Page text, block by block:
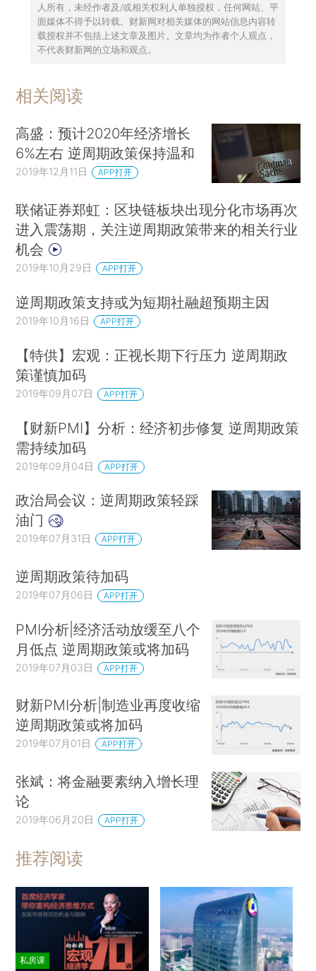
人所有，未经作者及/或相关权利人单独授权，任何网站、平
面媒体不得予以转载。财新网对相关媒体的网站信息内容转
载授权并不包括上述文章及图片。文章均为作者个人观点，
不代表财新网的立场和观点。
相关阅读
高盛：预计2020年经济增长
6%左右 逆周期政策保持温和
2019年12月11日 APP打开
联储证券郑虹：区块链板块出现分化市场再次
进入震荡期，关注逆周期政策带来的相关行业
机会
2019年10月29日 APP打开
逆周期政策支持或为短期社融超预期主因
2019年10月16日 APP打开
【特供】宏观：正视长期下行压力 逆周期政
策谨慎加码
2019年09月07日 APP打开
【财新PMI】分析：经济初步修复 逆周期政策
需持续加码
2019年09月04日 APP打开
政治局会议：逆周期政策轻踩
油门
2019年07月31日 APP打开
逆周期政策待加码
2019年07月06日 APP打开
PMI分析|经济活动放缓至八个
月低点 逆周期政策或将加码
2019年07月03日 APP打开
财新PMI分析|制造业再度收缩
逆周期政策或将加码
2019年07月01日 APP打开
张斌：将金融要素纳入增长理
论
2019年06月20日 APP打开
推荐阅读
私房课